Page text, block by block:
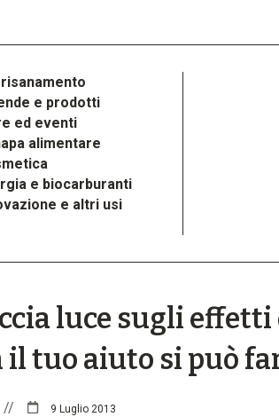
e prodotti
ed eventi
alimentare
e biocarburanti
e altri usi
luce sugli effetti
tuo aiuto si può
// 9 Luglio 2013